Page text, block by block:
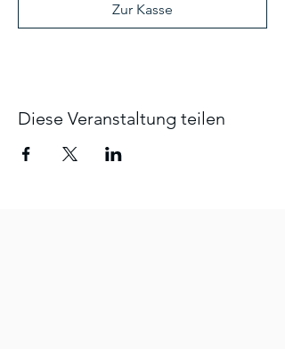
Zur Kasse
Diese Veranstaltung teilen